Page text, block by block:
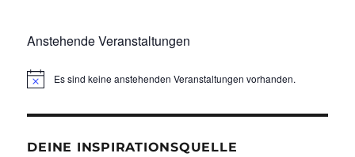
Anstehende Veranstaltungen
Es sind keine anstehenden Veranstaltungen vorhanden.
DEINE INSPIRATIONSQUELLE